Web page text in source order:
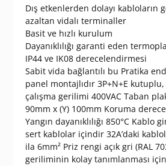
Dış etkenlerden dolayı kabloların
azaltan vidalı terminaller
Basit ve hızlı kurulum
Dayanıklılığı garanti eden
IP44 ve IK08 derecelendirmesi
Sabit vida bağlantılı bu Pratika
panel montajlıdır 3P+N+E kutuplu,
çalışma gerilimi 400VAC Taban
90mm x (Y) 100mm Koruma
Yangın dayanıklılığı 850°C Kablo
sert kablolar içindir 32A’daki
ila 6mm² Priz rengi açık gri (RAL
geriliminin kolay tanımlanması için